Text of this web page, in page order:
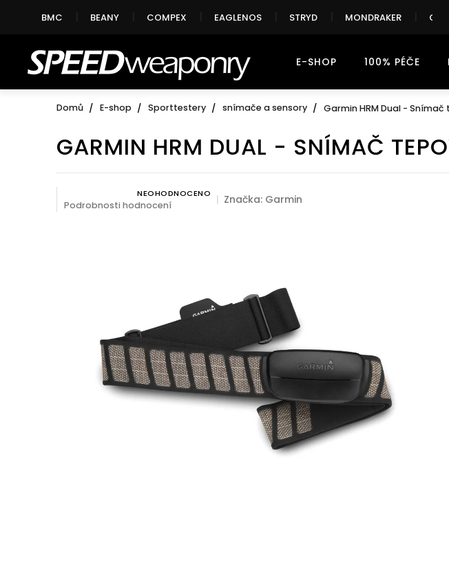
BMC BEANY COMPEX EAGLENOS STRYD MONDRAKER
E-SHOP 100% PÉČE
Domů E-shop Sporttestery snímače a sensory Garmin HRM Dual -
GARMIN HRM DUAL - SNÍMAČ
Průměrné hodnocení produktu je 0,0 z 5 hvězdiček.
NEOHODNOCENO
Podrobnosti hodnocení Značka: Garmin